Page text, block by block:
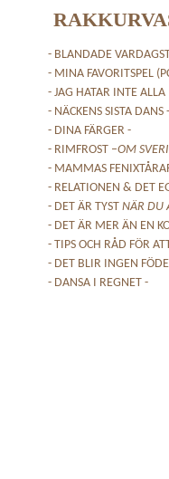
- BLANDADE
- MINA FAVORITSPEL
- JAG HATAR INTE
- NÄCKENS SISTA DANS -
- DINA FÄRGER -
- RIMFROST –OM
- MAMMAS
- RELATIONEN & DET
- DET ÄR TYST NÄR DU
- DET ÄR MER ÄN EN
- TIPS OCH RÅD FÖR
- DET BLIR INGEN
- DANSA I REGNET -